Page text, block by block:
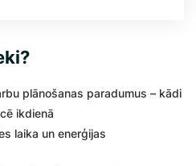
plānošanas paradumus – kādi
ikdienā
laika un enerģijas